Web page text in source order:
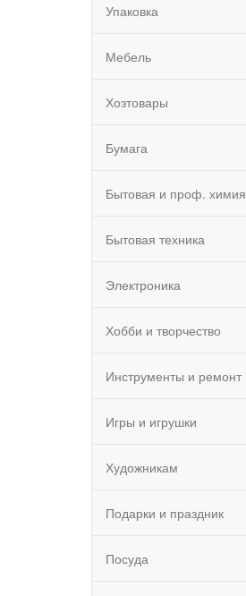
Упаковка
Мебель
Хозтовары
Бумага
Бытовая и проф. химия
Бытовая техника
Электроника
Хобби и творчество
Инструменты и ремонт
Игры и игрушки
Художникам
Подарки и праздник
Посуда